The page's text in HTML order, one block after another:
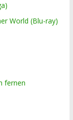
World (Blu-ray)
fernen